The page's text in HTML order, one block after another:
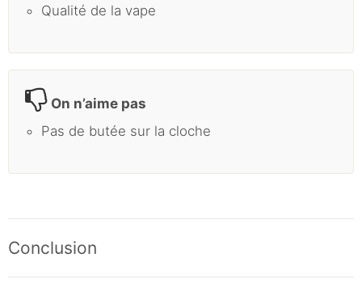
Qualité de la vape
On n’aime pas
Pas de butée sur la cloche
Conclusion